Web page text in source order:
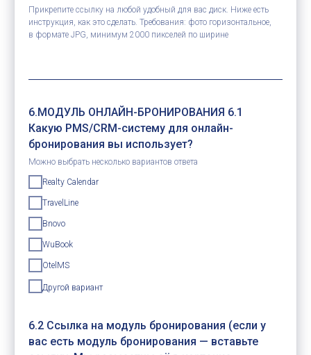
Прикрепите ссылку на любой удобный для вас диск. Ниже есть
инструкция, как это сделать. Требования: фото горизонтальное,
в формате JPG, минимум 2000 пикселей по ширине
6.МОДУЛЬ ОНЛАЙН-БРОНИРОВАНИЯ 6.1
Какую PMS/CRM-систему для онлайн-
бронирования вы использует?
Можно выбрать несколько вариантов ответа
Realty Calendar
TravelLine
Bnovo
WuBook
OtelMS
Другой вариант
6.2 Ссылка на модуль бронирования (если у
вас есть модуль бронирования — вставьте